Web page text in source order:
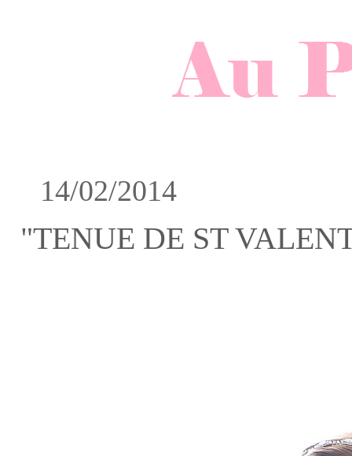
14/02/2014
"TENUE DE ST